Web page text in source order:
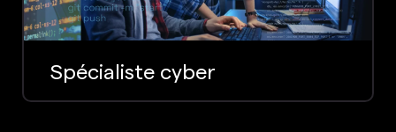
Spécialiste cyber